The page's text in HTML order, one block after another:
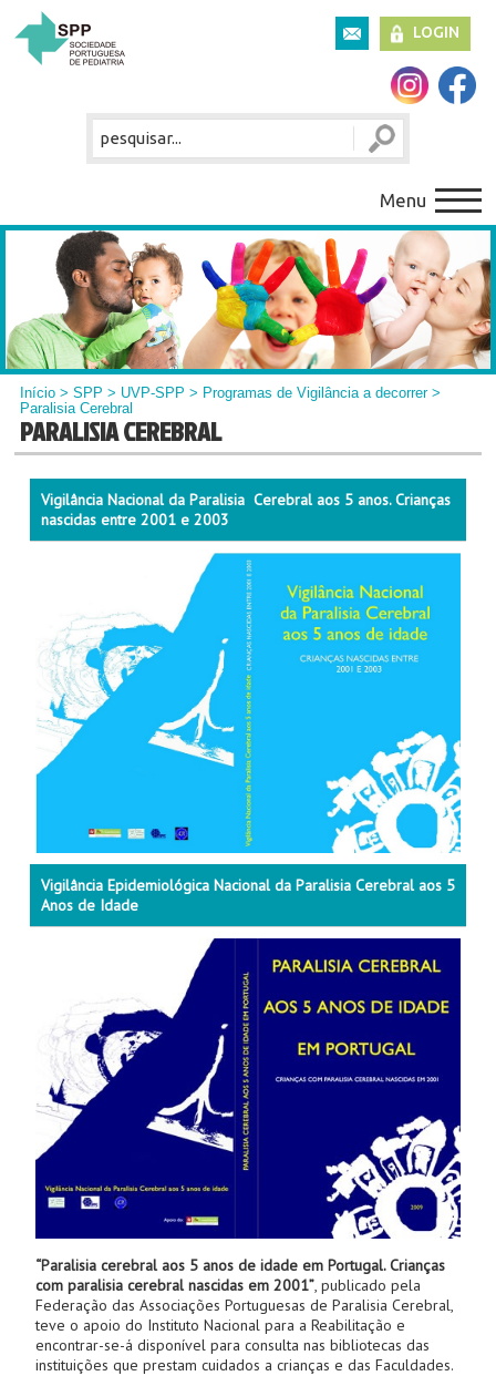
LOGIN
Menu
Início >SPP > UVP-SPP > Programas de Vigilância a decorrer>
Paralisia Cerebral
PARALISIA CEREBRAL
Vigilância Nacional da Paralisia Cerebral aos 5 anos. Crianças
nascidas entre 2001 e 2003
Vigilância Epidemiológica Nacional da Paralisia Cerebral aos 5
Anos de Idade
“Paralisia cerebral aos 5 anos de idade em Portugal. Crianças
com paralisia cerebral nascidas em 2001”, publicado pela
Federação das Associações Portuguesas de Paralisia Cerebral,
teve o apoio do Instituto Nacional para a Reabilitação e
encontrar-se-á disponível para consulta nas bibliotecas das
instituições que prestam cuidados a crianças e das Faculdades.